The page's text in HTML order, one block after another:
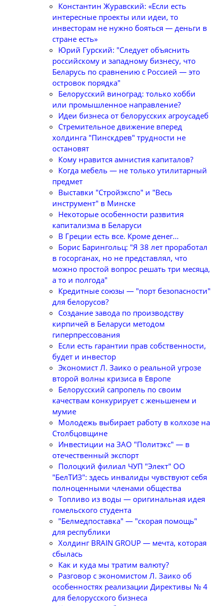
Константин Журавский: «Если есть
интересные проекты или идеи, то
инвесторам не нужно бояться — деньги в
стране есть»
Юрий Гурский: "Следует объяснить
российскому и западному бизнесу, что
Беларусь по сравнению с Россией — это
островок порядка"
Белорусский виноград: только хобби
или промышленное направление?
Идеи бизнеса от белорусских агроусадеб
Стремительное движение вперед
холдинга "Пинскдрев" трудности не
остановят
Кому нравится амнистия капиталов?
Когда мебель — не только утилитарный
предмет
Выставки "Стройэкспо" и "Весь
инструмент" в Минске
Некоторые особенности развития
капитализма в Беларуси
В Греции есть все. Кроме денег...
Борис Барингольц: "Я 38 лет проработал
в госорганах, но не представлял, что
можно простой вопрос решать три месяца,
а то и полгода"
Кредитные союзы — "порт безопасности"
для белорусов?
Создание завода по производству
кирпичей в Беларуси методом
гиперпрессования
Если есть гарантии прав собственности,
будет и инвестор
Экономист Л. Заико о реальной угрозе
второй волны кризиса в Европе
Белорусский сапропель по своим
качествам конкурирует с женьшенем и
мумие
Молодежь выбирает работу в колхозе на
Столбцовщине
Инвестиции на ЗАО "Политэкс" — в
отечественный экспорт
Полоцкий филиал ЧУП "Элект" ОО
"БелТИЗ": здесь инвалиды чувствуют себя
полноценными членами общества
Топливо из воды — оригинальная идея
гомельского студента
"Белмедпоставка" — "скорая помощь"
для республики
Холдинг BRAIN GROUP — мечта, которая
сбылась
Как и куда мы тратим валюту?
Разговор с экономистом Л. Заико об
особенностях реализации Директивы № 4
для белорусского бизнеса